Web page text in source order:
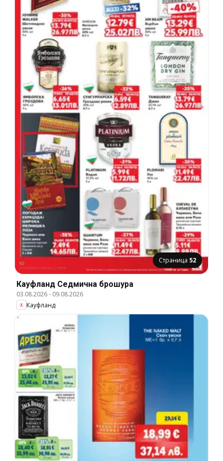
Страница 52
Кауфланд Cедмична брошура
03.08.2026- 09.08.2026
Кауфланд